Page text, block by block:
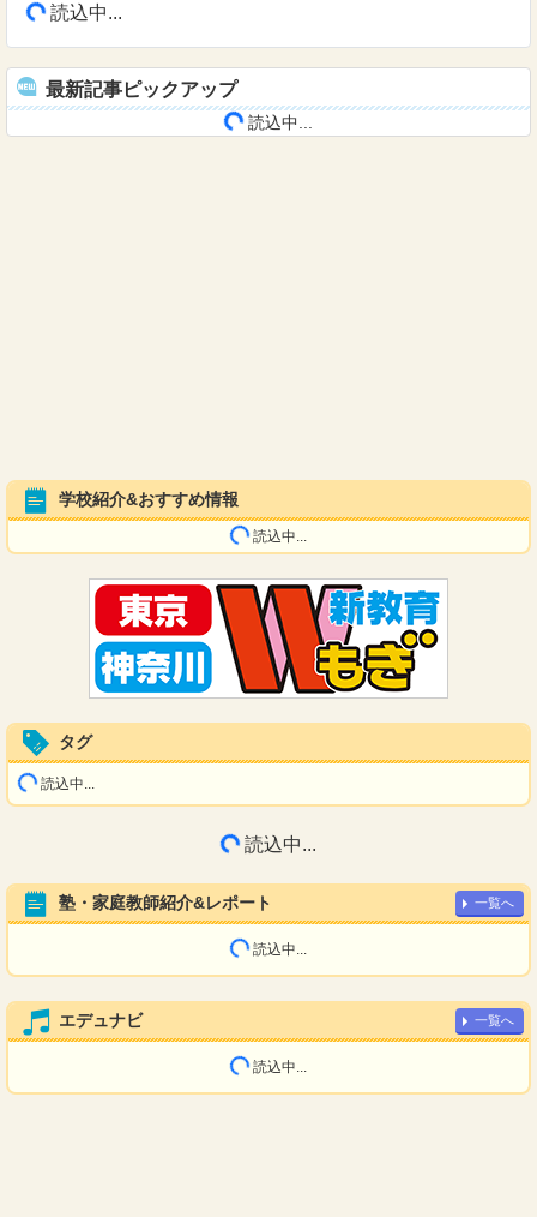
読込中...
最新記事ピックアップ
読込中...
学校紹介&おすすめ情報
読込中...
タグ
読込中...
読込中...
塾・家庭教師紹介&レポート 一覧へ
読込中...
エデュナビ 一覧へ
読込中...